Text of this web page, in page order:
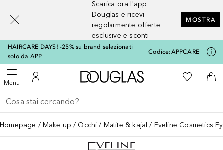
Scarica ora l'app
Douglas e ricevi
regolarmente offerte
esclusive e sconti
MOSTRA
HAIRCARE DAYS! -25% su brand selezionati
solo da APP
Codice:APPCARE
MenuApri menuAl Mio Account
A Douglas HomeAlla Mia
Al
Torna indietro
Esegui ricerca
Homepage Make up Occhi Matite & kajal Eveline Cosmetics
[navigation.slideout.screenreader]